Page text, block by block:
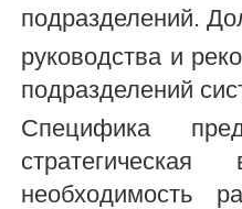
подразделений.
руководства и
подразделений
Специфика
необходимость